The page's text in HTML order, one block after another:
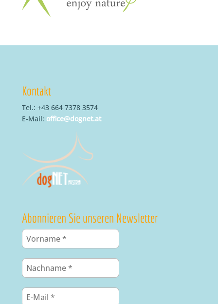
Kontakt
Tel.: +43 664 7378 3574
E-Mail: office@dognet.at
Abonnieren Sie unseren Newsletter